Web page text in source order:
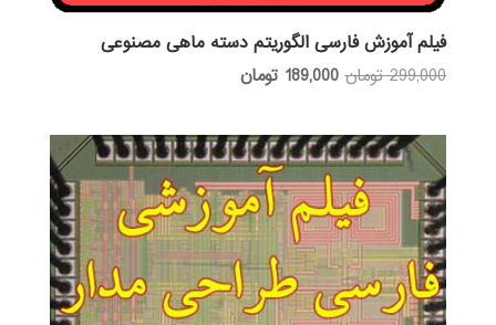
فیلم آموزش فارسی الگوریتم دسته ماهی مصنوعی
299,000 تومان قیمت
بود.
189,000 تومانقیمت